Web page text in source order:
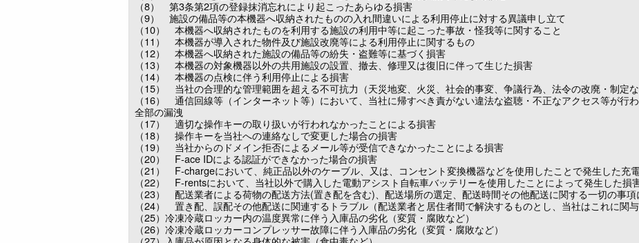
（8） 第3条第2項の登録抹消忘れにより起こったあらゆる損害
（9） 施設の備品等の本機器へ収納されたものの入れ間違いによる利用停止に対する異議申し立て
（10） 本機器へ収納されたものを利用する施設の利用中等に起こった事故・怪我等に関すること
（11） 本機器が導入された物件及び施設改廃等による利用停止に関するもの
（12） 本機器へ収納された施設の備品等の紛失・盗難等に基づく損害
（13） 本機器の対象機器以外の共用施設の設置、撤去、修理又は復旧に伴って生じた損害
（14） 本機器の点検に伴う利用停止による損害
（15） 当社の合理的な管理範囲を超える不可抗力（天災地変、火災、社会的事変、争議行為、法令の改廃・制定
（16） 通信回線等（インターネット等）において、当社に帰すべき責がない違法な盗聴・不正なアクセス等が行
全部の漏洩
（17） 適切な操作キーの取り扱いが行われなかったことによる損害
（18） 操作キーを当社への連絡なしで変更した場合の損害
（19） 当社からのドメイン拒否によるメール等が受信できなかったことによる損害
（20） F-ace IDによる認証ができなかった場合の損害
（21） F-chargeにおいて、純正品以外のケーブル、又は、コンセント変換機器などを使用したことで発生した充
（22） F-rentsにおいて、当社以外で購入した電動アシスト自転車バッテリーを使用したことによって発生した損
（23） 配送業者による荷物の配送方法(置き配を含む)、配送場所の選定、配送時間その他配送に関する一切の事項
（24） 置き配、誤配その他配送に関連するトラブル（配送業者と居住者間で解決するものとし、当社はこれに関与
（25）冷凍冷蔵ロッカー内の温度異常に伴う入庫品の劣化（変質・腐敗など）
（26）冷凍冷蔵ロッカーコンプレッサー故障に伴う入庫品の劣化（変質・腐敗など）